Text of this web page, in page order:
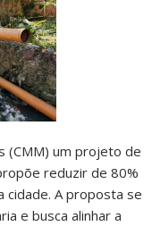
(CMM) um projeto de
reduzir de 80%
cidade. A proposta se
e busca alinhar a